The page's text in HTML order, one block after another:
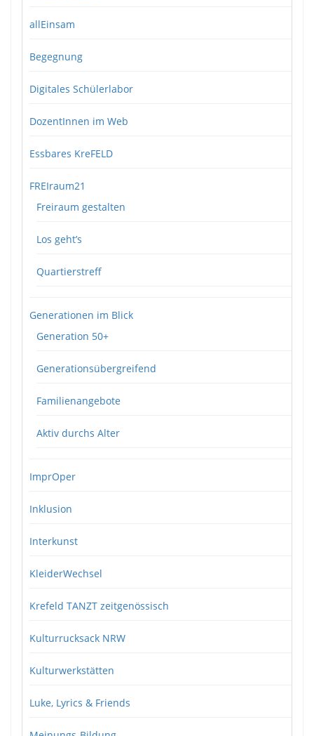
allEinsam
Begegnung
Digitales Schülerlabor
DozentInnen im Web
Essbares KreFELD
FREIraum21
Freiraum gestalten
Los geht’s
Quartierstreff
Generationen im Blick
Generation 50+
Generationsübergreifend
Familienangebote
Aktiv durchs Alter
ImprOper
Inklusion
Interkunst
KleiderWechsel
Krefeld TANZT zeitgenössisch
Kulturrucksack NRW
Kulturwerkstätten
Luke, Lyrics & Friends